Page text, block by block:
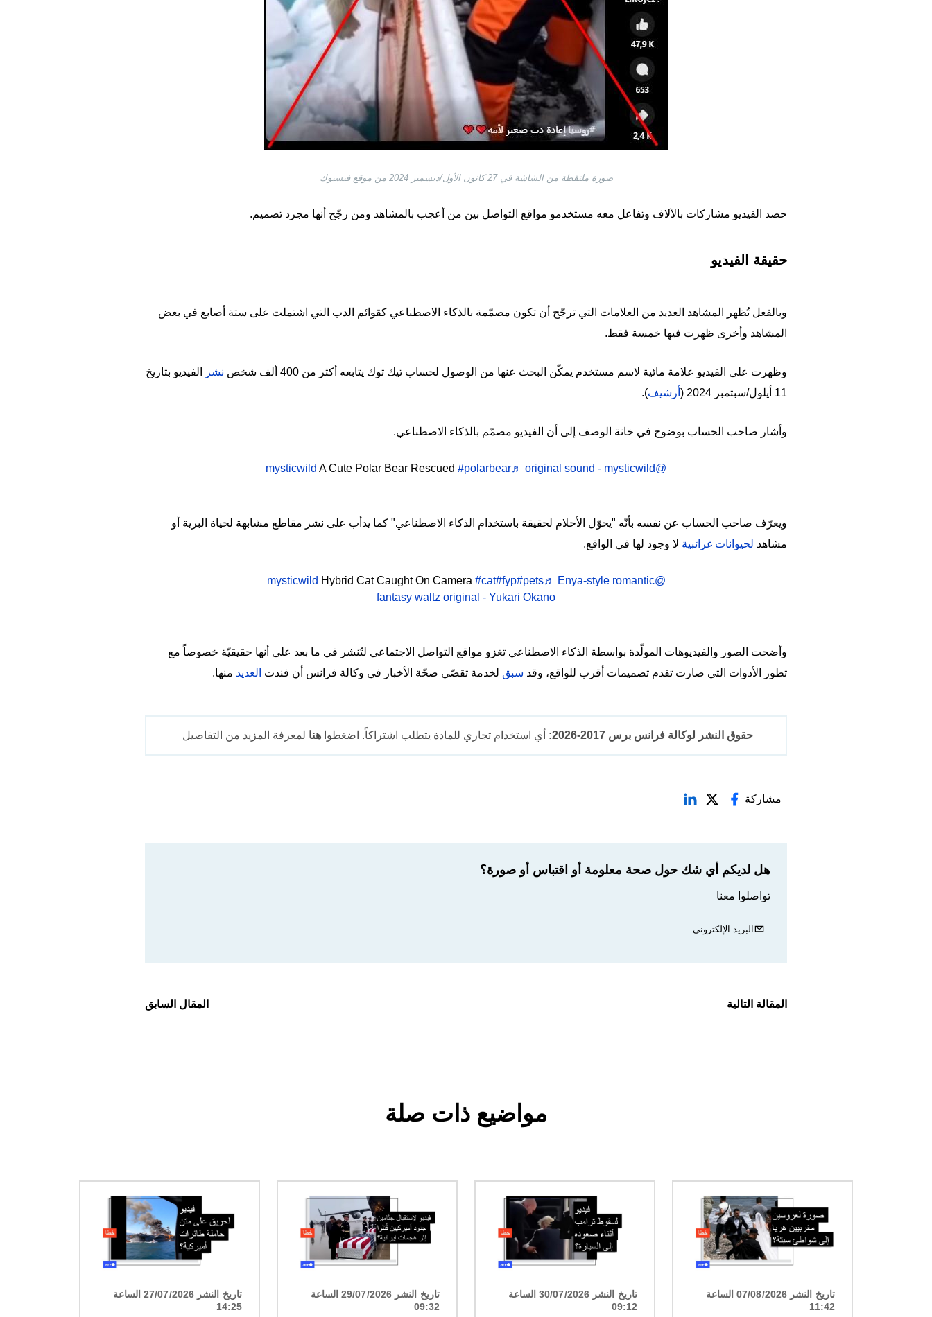
صورة ملتقطة من الشاشة في 27 كانون الأول/ديسمبر 2024 من موقع فيسبوك
حصد الفيديو مشاركات بالآلاف وتفاعل معه مستخدمو مواقع التواصل بين من أعجب بالمشاهد ومن رجّح أنها مجرد تصميم.
حقيقة الفيديو
وبالفعل تُظهر المشاهد العديد من العلامات التي ترجّح أن تكون مصمّمة بالذكاء الاصطناعي كقوائم الدب التي اشتملت على ستة أصابع في بعض
المشاهد وأخرى ظهرت فيها خمسة فقط.
وظهرت على الفيديو علامة مائية لاسم مستخدم يمكّن البحث عنها من الوصول لحساب تيك توك يتابعه أكثر من 400 ألف شخص نشر
الفيديو بتاريخ
11 أيلول/سبتمبر 2024 (
أرشيف).
وأشار صاحب الحساب بوضوح في خانة الوصف إلى أن الفيديو مصمّم بالذكاء الاصطناعي.
@mysticwild
A Cute Polar Bear Rescued #polarbear♬ original sound - mysticwild
ويعرّف صاحب الحساب عن نفسه بأنّه "يحوّل الأحلام لحقيقة باستخدام الذكاء الاصطناعي" كما يدأب على نشر مقاطع مشابهة لحياة البرية أو
مشاهد لحيوانات غرائبية لا وجود لها في الواقع.
@mysticwild
Hybrid Cat Caught On Camera #cat#fyp#pets♬ Enya-style romantic
fantasy waltz original - Yukari Okano
وأضحت الصور والفيديوهات المولّدة بواسطة الذكاء الاصطناعي تغزو مواقع التواصل الاجتماعي لتُنشر في ما بعد على أنها حقيقيّة خصوصاً مع
تطور الأدوات التي صارت تقدم تصميمات أقرب للواقع، وقد سبق لخدمة تقصّي صحّة الأخبار في وكالة فرانس أن فندت العديد منها.
حقوق النشر لوكالة فرانس برس 2017-2026: أي استخدام تجاري للمادة يتطلب اشتراكاً. اضغطواهنا لمعرفة المزيد من التفاصيل
مشاركة
هل لديكم أي شك حول صحة معلومة أو اقتباس أو صورة؟
تواصلوا معنا
البريد الإلكتروني
المقالة التالية المقال السابق
مواضيع ذات صلة
تاريخ النشر 07/08/2026 الساعة
11:42
تاريخ النشر 30/07/2026 الساعة
09:12
تاريخ النشر 29/07/2026 الساعة
09:32
تاريخ النشر 27/07/2026 الساعة
14:25